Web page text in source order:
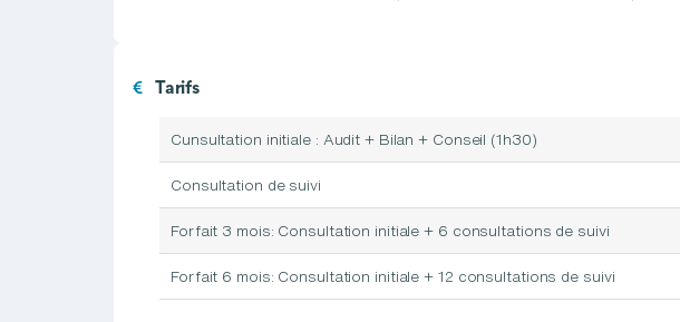
Tarifs
Cunsultation initiale : Audit + Bilan + Conseil (1h30)
Consultation de suivi
Forfait 3 mois: Consultation initiale + 6 consultations de suivi
Forfait 6 mois: Consultation initiale + 12 consultations de suivi